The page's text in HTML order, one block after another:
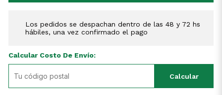
Los pedidos se despachan dentro de las 48 y 72 hs
hábiles, una vez confirmado el pago
Calcular Costo De Envío:
Calcular